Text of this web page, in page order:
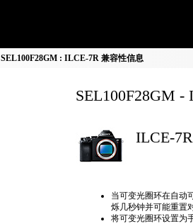
SEL100F28GM : ILCE-7R 兼容性信息
SEL100F28GM
ILCE-7R
当可变光圈环在自动
烁几秒钟并可能重置
将可变光圈环设置为